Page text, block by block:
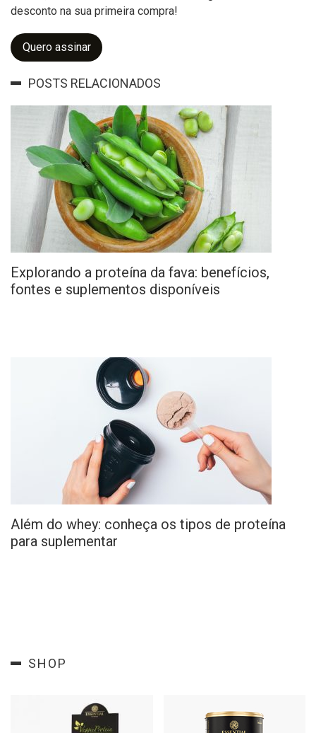
desconto na sua primeira compra!
Quero assinar
POSTS RELACIONADOS
Explorando a proteína da fava: benefícios,
fontes e suplementos disponíveis
Além do whey: conheça os tipos de proteína
para suplementar
SHOP